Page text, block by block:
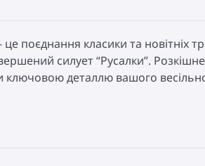
поєднання класики та
силует “Русалки”.
деталлю вашого